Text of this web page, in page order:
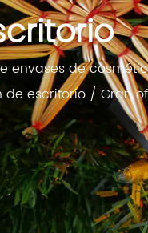
envases de
de escritorio / Gran